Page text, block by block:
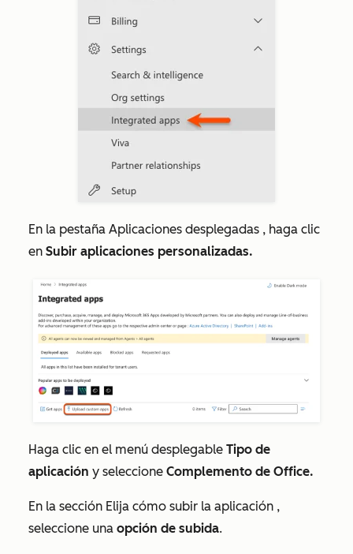
En la pestaña Aplicaciones desplegadas , haga clic
en Subir aplicaciones personalizadas.
Haga clic en el menú desplegable Tipo de
aplicación y seleccione Complemento de Office.
En la sección Elija cómo subir la aplicación ,
seleccione una opción de subida.